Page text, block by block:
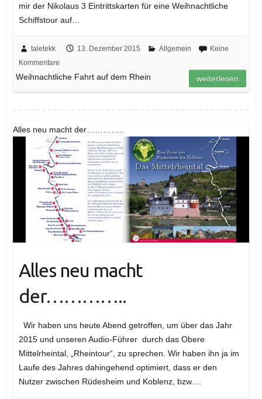
mir der Nikolaus 3 Eintrittskarten für eine Weihnachtliche
Schiffstour auf…
taletekk 13. Dezember 2015 Allgemein
Keine
Kommentare
Weihnachtliche Fahrt auf dem Rhein weiterlesen
Alles neu macht der…………..
Alles neu macht
der…………..
Wir haben uns heute Abend getroffen, um über das Jahr
2015 und unseren Audio-Führer durch das Obere
Mittelrheintal, „Rheintour“, zu sprechen. Wir haben ihn ja im
Laufe des Jahres dahingehend optimiert, dass er den
Nutzer zwischen Rüdesheim und Koblenz, bzw.…